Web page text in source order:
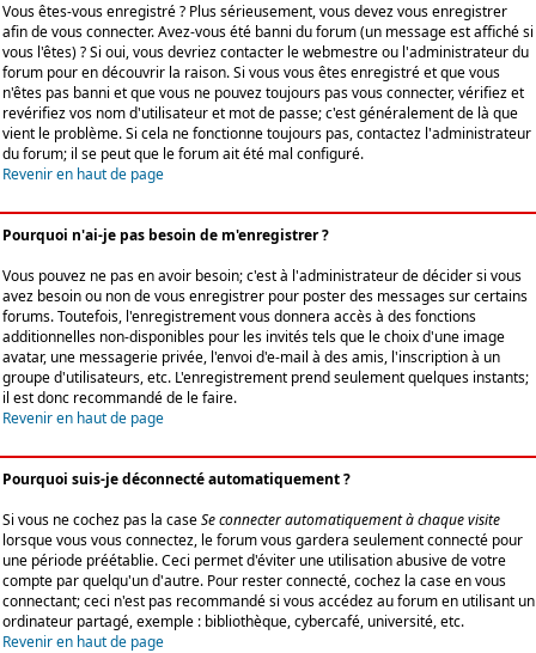
Vous êtes-vous enregistré ? Plus sérieusement, vous devez vous enregistrer
afin de vous connecter. Avez-vous été banni du forum (un message est affiché si
vous l'êtes) ? Si oui, vous devriez contacter le webmestre ou l'administrateur du
forum pour en découvrir la raison. Si vous vous êtes enregistré et que vous
n'êtes pas banni et que vous ne pouvez toujours pas vous connecter, vérifiez et
revérifiez vos nom d'utilisateur et mot de passe; c'est généralement de là que
vient le problème. Si cela ne fonctionne toujours pas, contactez l'administrateur
du forum; il se peut que le forum ait été mal configuré.
Revenir en haut de page
Pourquoi n'ai-je pas besoin de m'enregistrer ?
Vous pouvez ne pas en avoir besoin; c'est à l'administrateur de décider si vous
avez besoin ou non de vous enregistrer pour poster des messages sur certains
forums. Toutefois, l'enregistrement vous donnera accès à des fonctions
additionnelles non-disponibles pour les invités tels que le choix d'une image
avatar, une messagerie privée, l'envoi d'e-mail à des amis, l'inscription à un
groupe d'utilisateurs, etc. L'enregistrement prend seulement quelques instants;
il est donc recommandé de le faire.
Revenir en haut de page
Pourquoi suis-je déconnecté automatiquement ?
Si vous ne cochez pas la caseSe connecter automatiquement à chaque visite
lorsque vous vous connectez, le forum vous gardera seulement connecté pour
une période préétablie. Ceci permet d'éviter une utilisation abusive de votre
compte par quelqu'un d'autre. Pour rester connecté, cochez la case en vous
connectant; ceci n'est pas recommandé si vous accédez au forum en utilisant un
ordinateur partagé, exemple : bibliothèque, cybercafé, université, etc.
Revenir en haut de page